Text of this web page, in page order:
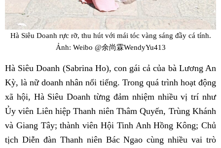
Hà Siêu Doanh rực rỡ, thu hút với mái tóc vàng sáng đầy cá tính.
Ảnh: Weibo @余尚霖WendyYu413
Hà Siêu Doanh (Sabrina Ho), con gái cả của bà Lương An
Kỳ, là nữ doanh nhân nổi tiếng. Trong quá trình hoạt động
xã hội, Hà Siêu Doanh từng đảm nhiệm nhiều vị trí như
Ủy viên Liên hiệp Thanh niên Thâm Quyến, Trùng Khánh
và Giang Tây; thành viên Hội Tinh Anh Hồng Kông; Chủ
tịch Diễn đàn Thanh niên Bác Ngao cùng nhiều vai trò